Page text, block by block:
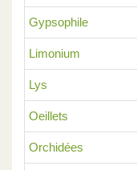
Gypsophile
Limonium
Lys
Oeillets
Orchidées